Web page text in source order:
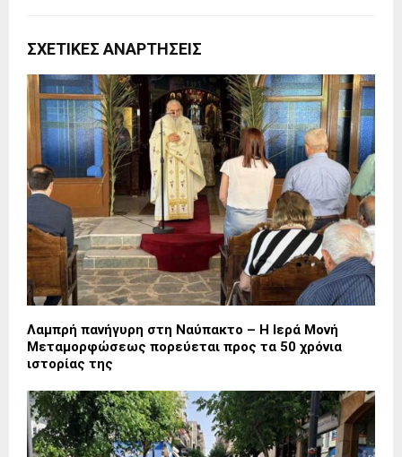
ΣΧΕΤΙΚΈΣ ΑΝΑΡΤΉΣΕΙΣ
Λαμπρή πανήγυρη στη Ναύπακτο – Η Ιερά Μονή
Μεταμορφώσεως πορεύεται προς τα 50 χρόνια
ιστορίας της